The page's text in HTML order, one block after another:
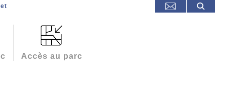
Accès au parc